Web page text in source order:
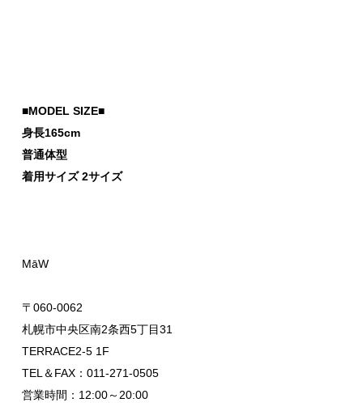
■MODEL SIZE■
身長165cm
普通体型
着用サイズ 2サイズ
MāW
〒060-0062
札幌市中央区南2条西5丁目31
TERRACE2-5 1F
TEL＆FAX：011-271-0505
営業時間：12:00～20:00